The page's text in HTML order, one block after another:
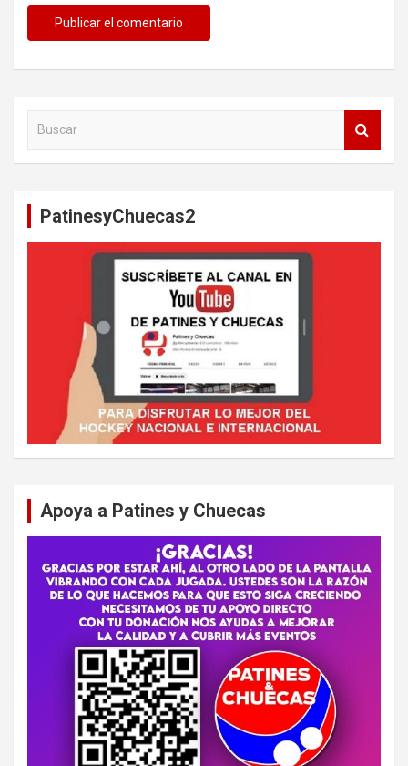
PatinesyChuecas2
Apoya a Patines y Chuecas